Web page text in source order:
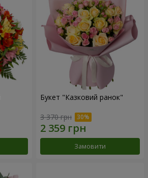
Букет "Казковий ранок"
3 370 грн
Замовити